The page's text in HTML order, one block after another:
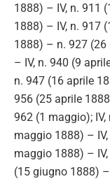
1888) – IV, n. 911
1888) – IV, n. 917
1888) – n. 927 (26
– IV, n. 940 (9
n. 947 (16 aprile
956 (25 aprile
962 (1 maggio);
maggio 1888) –
maggio 1888) –
(15 giugno 1888)